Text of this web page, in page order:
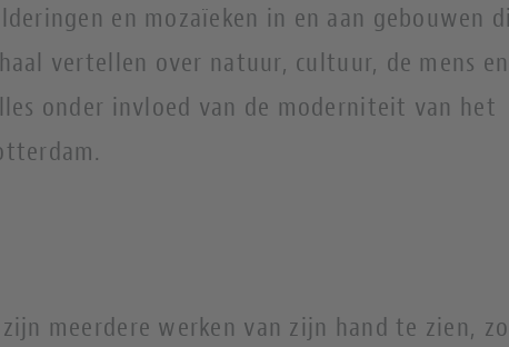
en mozaïeken in en aan gebouwen
vertellen over natuur, cultuur, de mens
onder invloed van de moderniteit van het
meerdere werken van zijn hand te zien,